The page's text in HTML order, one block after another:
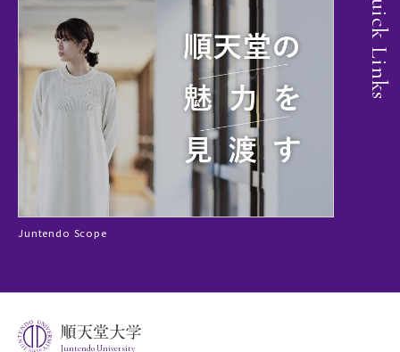
Quick Links
Juntendo Scope
Juntendo University